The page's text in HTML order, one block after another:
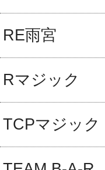
RE雨宮
Rマジック
TCPマジック